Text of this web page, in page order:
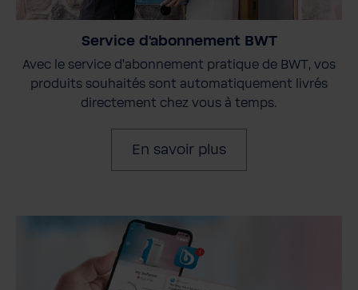
Service d'abonnement BWT
Avec le service d'abonnement pratique de BWT, vos
produits souhaités sont automatiquement livrés
directement chez vous à temps.
En savoir plus